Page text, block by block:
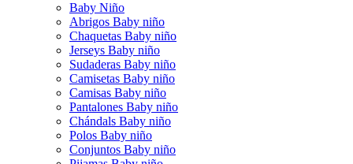
Baby Niño
Abrigos Baby niño
Chaquetas Baby niño
Jerseys Baby niño
Sudaderas Baby niño
Camisetas Baby niño
Camisas Baby niño
Pantalones Baby niño
Chándals Baby niño
Polos Baby niño
Conjuntos Baby niño